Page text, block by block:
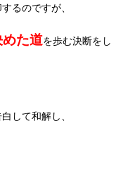
るのですが、
めた道を歩む決断をし
して和解し、